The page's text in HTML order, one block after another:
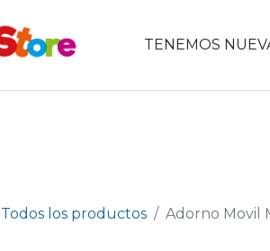
TENEMOS
Todos los productos Adorno Movil